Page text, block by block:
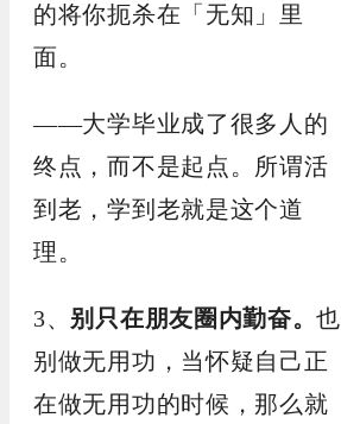
的将你扼杀在「无知」里
面。
——大学毕业成了很多人的
终点，而不是起点。所谓活
到老，学到老就是这个道
理。
3、 别只在朋友圈内勤奋。也
别做无用功，当怀疑自己正
在做无用功的时候，那么就